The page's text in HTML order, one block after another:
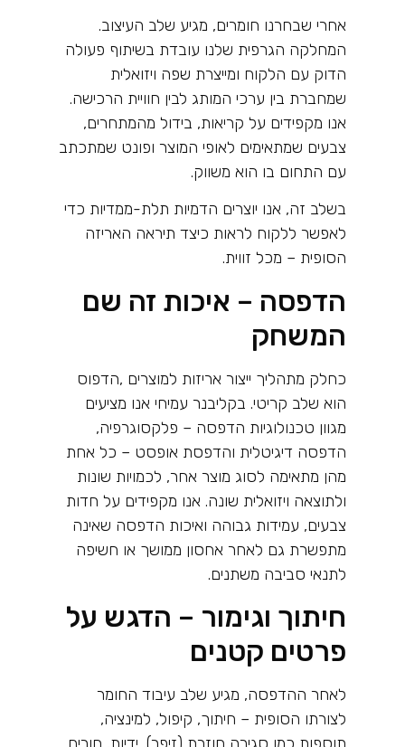
אחרי שבחרנו חומרים, מגיע שלב העיצוב.
המחלקה הגרפית שלנו עובדת בשיתוף פעולה
הדוק עם הלקוח ומייצרת שפה ויזואלית
שמחברת בין ערכי המותג לבין חוויית הרכישה.
אנו מקפידים על קריאות, בידול מהמתחרים,
צבעים שמתאימים לאופי המוצר ופונט שמתכתב
עם התחום בו הוא משווק.
בשלב זה, אנו יוצרים הדמיות תלת-ממדיות כדי
לאפשר ללקוח לראות כיצד תיראה האריזה
הסופית – מכל זווית.
הדפסה – איכות זה שם
המשחק
כחלק מתהליך ייצור אריזות למוצרים ,הדפוס
הוא שלב קריטי. בקליבנר עמיחי אנו מציעים
מגוון טכנולוגיות הדפסה – פלקסוגרפיה,
הדפסה דיגיטלית והדפסת אופסט – כל אחת
מהן מתאימה לסוג מוצר אחר, לכמויות שונות
ולתוצאה ויזואלית שונה. אנו מקפידים על חדות
צבעים, עמידות גבוהה ואיכות הדפסה שאינה
מתפשרת גם לאחר אחסון ממושך או חשיפה
לתנאי סביבה משתנים.
חיתוך וגימור – הדגש על
פרטים קטנים
לאחר ההדפסה, מגיע שלב עיבוד החומר
לצורתו הסופית – חיתוך, קיפול, למינציה,